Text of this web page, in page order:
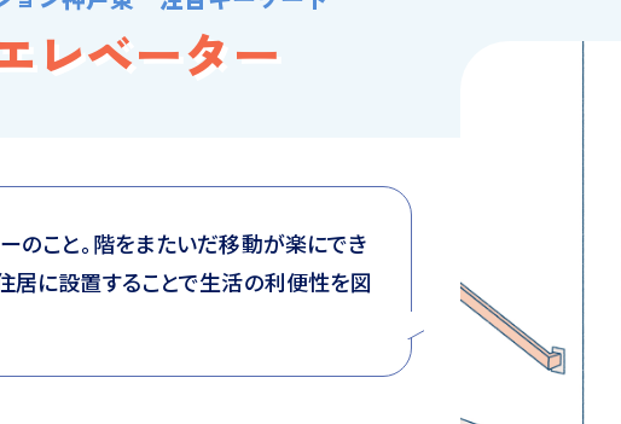
レベーター
のこと。階をまたいだ移動が楽にでき
居に設置することで生活の利便性を図